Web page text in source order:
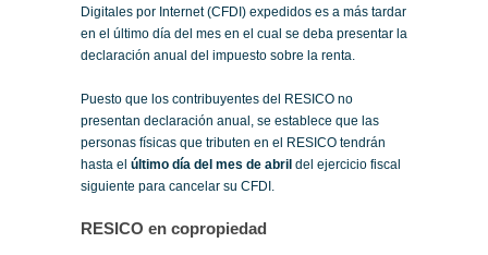
Digitales por Internet (CFDI) expedidos es a más tardar
en el último día del mes en el cual se deba presentar la
declaración anual del impuesto sobre la renta.
Puesto que los contribuyentes del RESICO no
presentan declaración anual, se establece que las
personas físicas que tributen en el RESICO tendrán
hasta el último día del mes de abril del ejercicio fiscal
siguiente para cancelar su CFDI.
RESICO en copropiedad